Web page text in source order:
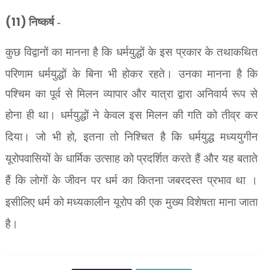
(11)निष्कर्ष -
कुछ विद्वानों का मानना है कि धर्मयुद्धों के इस प्रकार के तथाकथित
परिणाम धर्मयुद्धों के बिना भी होकर रहते। उनका मानना है कि
पश्चिम का पूर्व से मिलन व्यापार और यात्रा द्वारा अनिवार्य रूप से
होना ही था। धर्मयुद्धों ने केवल इस मिलन की गति को तीव्र कर
दिया। जो भी हो, इतना तो निश्चित है कि धर्मयुद्ध मध्ययुगीन
यूरोपवासियों के धार्मिक उत्साह को प्रदर्शित करते हैं और यह बताते
हैं कि लोगों के जीवन पर धर्म का कितना जबरदस्त प्रभाव था ।
इसीलिए धर्म को मध्यकालीन यूरोप की एक मुख्य विशेषता माना जाता
है।